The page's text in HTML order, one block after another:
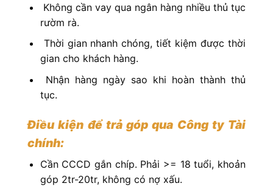
Không cần vay qua ngân hàng nhiều thủ tục
rườm rà.
Thời gian nhanh chóng, tiết kiệm được thời
gian cho khách hàng.
Nhận hàng ngày sao khi hoàn thành thủ
tục.
Điều kiện để trả góp qua Công ty Tài
chính:
Cần CCCD gắn chíp. Phải >= 18 tuổi, khoản
góp 2tr-20tr, không có nợ xấu.